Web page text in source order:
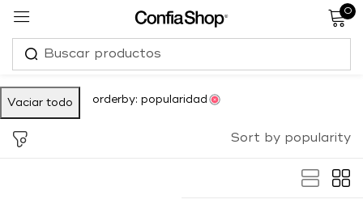
0
Vaciar todo orderby: popularidad
Sort by popularity
Sign in
Lost password?